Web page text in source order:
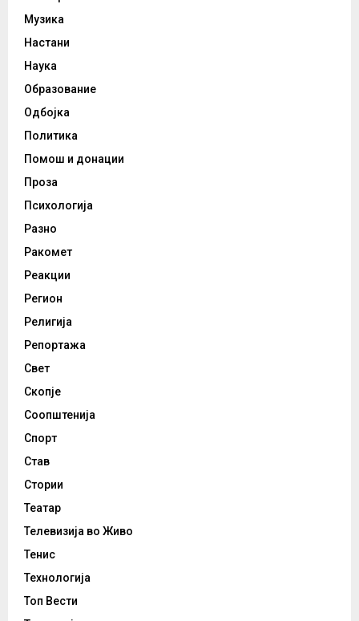
Музика
Настани
Наука
Образование
Одбојка
Политика
Помош и донации
Проза
Психологија
Разно
Ракомет
Реакции
Регион
Религија
Репортажа
Свет
Скопје
Соопштенија
Спорт
Став
Стории
Театар
Телевизија во Живо
Тенис
Технологија
Топ Вести